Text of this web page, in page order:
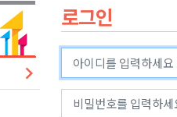
제스케이트장 춘천 유치 건의
비 확보 보고회 개최
조리원 이전 시급
육청 교감급 이상 387명 인사
회..우상호 "하나된 공동체"
로그인